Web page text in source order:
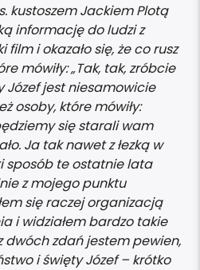
kustoszem Jackiem Plotą
informację do ludzi z
i okazało się, że co rusz
mówiły: „Tak, tak, zróbcie
Józef jest niesamowicie
osoby, które mówiły:
się starali wam
Ja tak nawet z łezką w
sposób te ostatnie lata
z mojego punktu
się raczej organizacją
i widziałem bardzo takie
dwóch zdań jestem pewien,
i święty Józef – krótko